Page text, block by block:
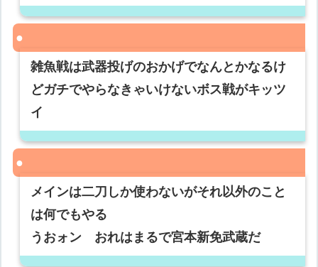
雑魚戦は武器投げのおかげでなんとかなるけ
どガチでやらなきゃいけないボス戦がキッツ
イ
メインは二刀しか使わないがそれ以外のこと
は何でもやる
うおォン おれはまるで宮本新免武蔵だ